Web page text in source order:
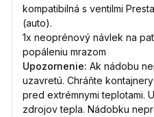
kompatibilná s ventilmi
(auto).
1x neoprénový návlek na
popáleniu mrazom
Upozornenie: Ak nádobu
uzavretú. Chráňte
pred extrémnymi teplotami.
zdrojov tepla. Nádobku